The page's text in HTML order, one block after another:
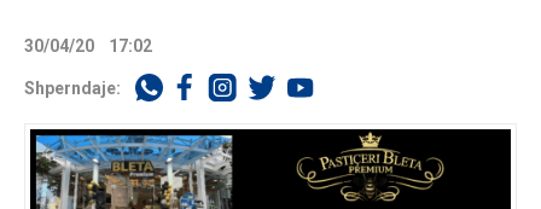
30/04/20 17:02
Shperndaje: